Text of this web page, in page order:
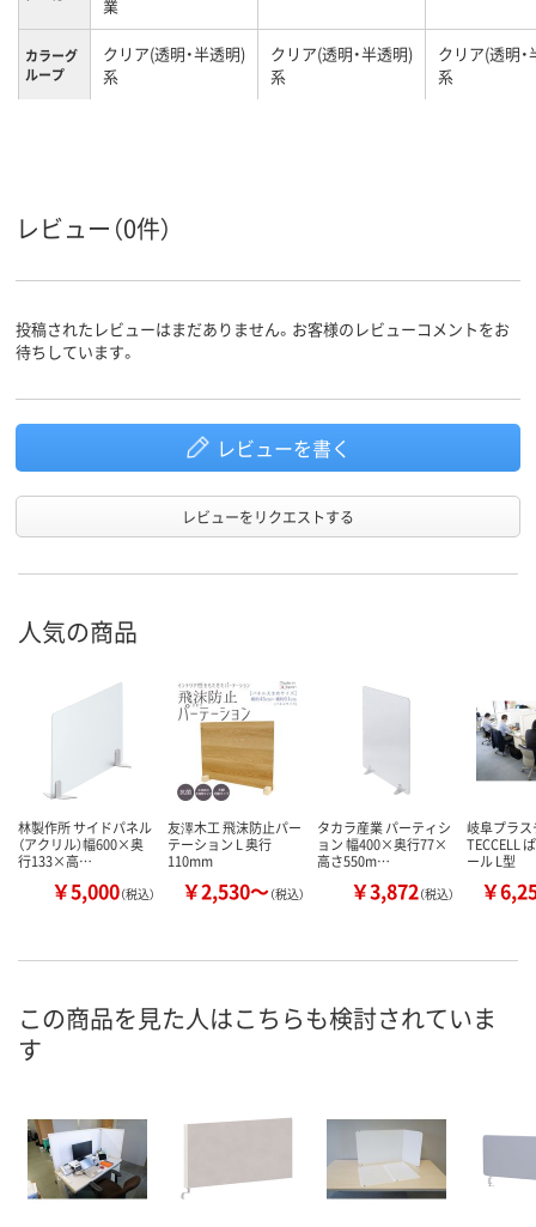
業
カラーグ
ループ
クリア(透明・半透明)
系
クリア(透明・半透明)
系
クリア(透明
系
レビュー（0件）
投稿されたレビューはまだありません。お客様のレビューコメントをお
待ちしています。
レビューを書く
レビューをリクエストする
人気の商品
林製作所 サイドパネル
（アクリル）幅600×奥
行133×高…
￥5,000（税込）
友澤木工 飛沫防止パー
テーション L 奥行
110mm
￥2,530～（税込）
タカラ産業 パーティシ
ョン 幅400×奥行77×
高さ550m…
￥3,872（税込）
岐阜プラ
TECCELL
ール L型
￥
この商品を見た人はこちらも検討されていま
す